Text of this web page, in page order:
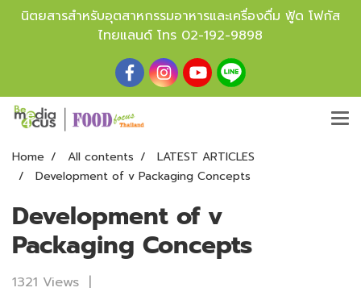
นิตยสารสำหรับอุตสาหกรรมอาหารและเครื่องดื่ม ฟู้ด โฟกัส
ไทยแลนด์ โทร 02-192-9898
Home All contents
LATEST ARTICLES
Development of v Packaging Concepts
Development of v
Packaging Concepts
1321 Views |